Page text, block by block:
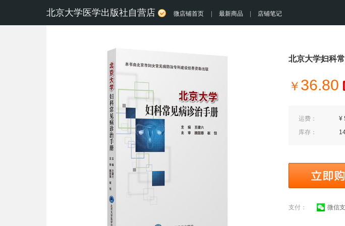
北京大学医学出版社自营店 微店铺首页 最新商品 店铺笔记
北京大学妇科
￥ 36.80
运费：
¥
库存：
支付： 微信